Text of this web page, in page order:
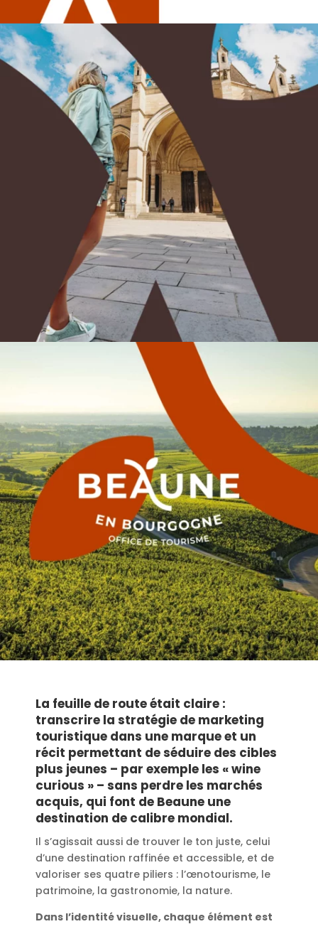
La feuille de route était claire :
transcrire la stratégie de marketing
touristique dans une marque et un
récit permettant de séduire des cibles
plus jeunes – par exemple les « wine
curious » – sans perdre les marchés
acquis, qui font de Beaune une
destination de calibre mondial.
Il s’agissait aussi de trouver le ton juste, celui
d’une destination raffinée et accessible, et de
valoriser ses quatre piliers : l’œnotourisme, le
patrimoine, la gastronomie, la nature.
Dans l’identité visuelle, chaque élément est